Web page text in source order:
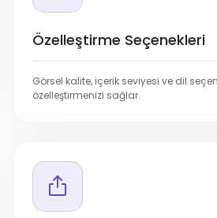
Özelleştirme Seçenekleri
Görsel kalite, içerik seviyesi ve dil
özelleştirmenizi sağlar.